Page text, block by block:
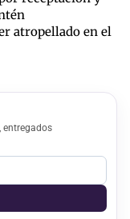
atropellado en el
entregados